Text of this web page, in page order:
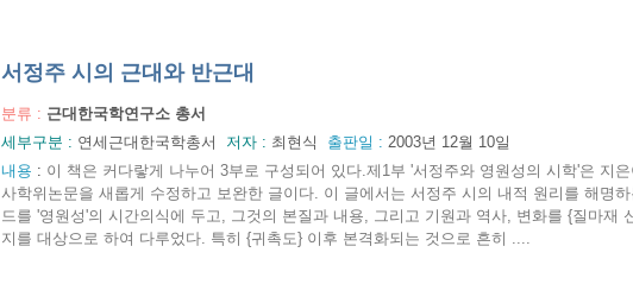
서정주 시의 근대와 반근대
분류 : 근대한국학연구소 총서
세부구분 : 연세근대한국학총서 저자 : 최현식 출판일 : 2003년 12월 10일
내용 : 이 책은 커다랗게 나누어 3부로 구성되어 있다.제1부 '서정주와 영원성의 시학'은 지
사학위논문을 새롭게 수정하고 보완한 글이다. 이 글에서는 서정주 시의 내적 원리를 해명하
드를 '영원성'의 시간의식에 두고, 그것의 본질과 내용, 그리고 기원과 역사, 변화를 {질마재
지를 대상으로 하여 다루었다. 특히 {귀촉도} 이후 본격화되는 것으로 흔히 ....